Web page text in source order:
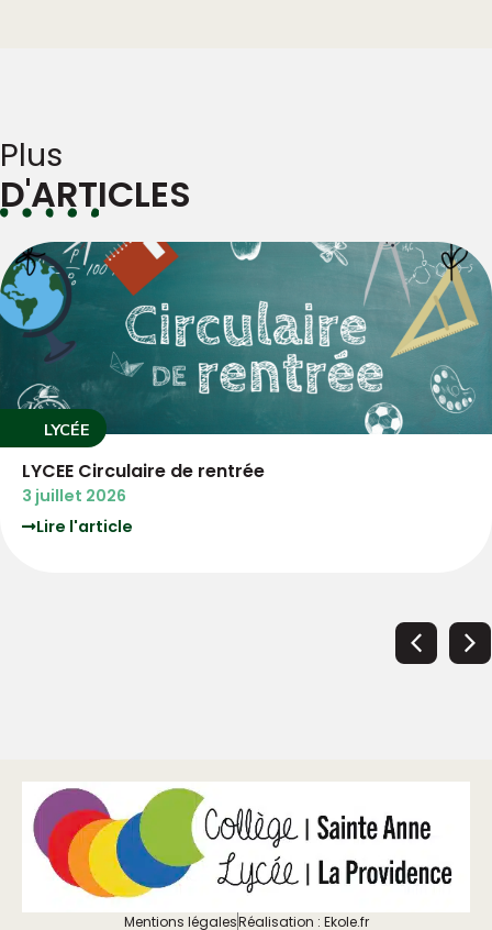
Plus
D'ARTICLES
LYCÉE
LYCEE Circulaire de rentrée
3 juillet 2026
Lire l'article
Mentions légalesRéalisation : Ekole.fr